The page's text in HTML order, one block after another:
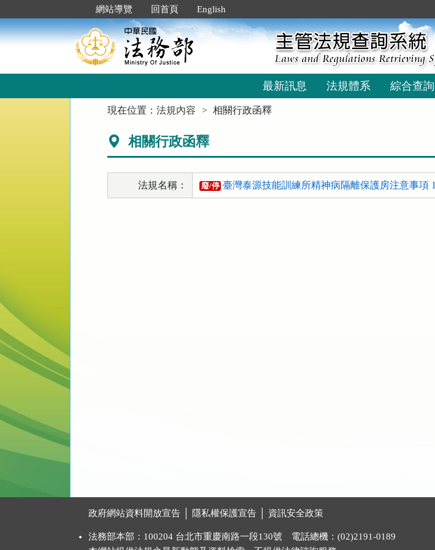
到
主
要
網站導覽 回首頁 English
最新訊息 法規體系 綜合查詢
現在位置：法規內容 相關行政函釋
相關行政函釋
法規名稱： 廢/停 臺灣泰源技能訓練所精神病隔離保護房注意事項 1
政府網站資料開放宣告 隱私權保護宣告 資訊安全政策
法務部本部：100204 台北市重慶南路一段130號 電話總機：(02)2191-0189